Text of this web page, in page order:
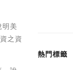
美
之資
熱門標籤